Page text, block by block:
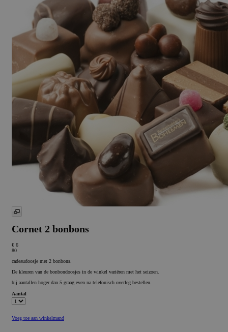
Cornet 2 bonbons
€ 6
80
cadeaudoosje met 2 bonbons.
De kleuren van de bonbondoosjes in de winkel variëren met het seizoen.
bij aantallen hoger dan 5 graag even na telefonisch overleg bestellen.
Aantal
Voeg toe aan winkelmand